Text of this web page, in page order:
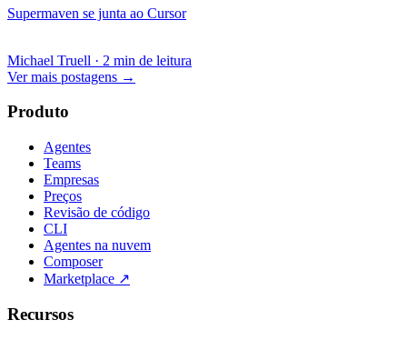
Supermaven se junta ao Cursor
Michael Truell · 2 min de leitura
Ver mais postagens →
Produto
Agentes
Teams
Empresas
Preços
Revisão de código
CLI
Agentes na nuvem
Composer
Marketplace ↗
Recursos